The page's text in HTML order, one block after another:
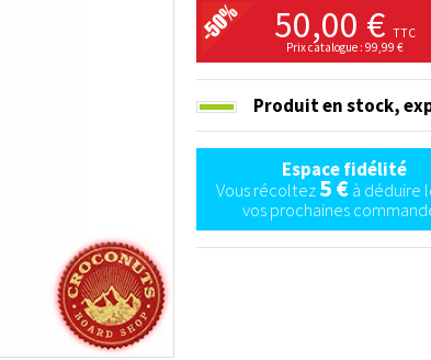
50,00 € TTC
Prix catalogue : 99,99 €
Produit en stock,
Espace fidélité
Vous récoltez5 €à déduire
vos prochaines